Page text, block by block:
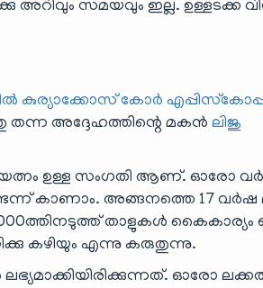
അറിവും സമയവും ഇല്ല.
കുര്യാക്കോസ് കോര്‍
അദ്ദേഹത്തിന്റെ മകൻലിജു
ഉള്ള സംഗതി ആണ്. ഓരോ
കാണാം. അങ്ങനത്തെ 17 വർഷ
താളുകൾ കൈകാര്യം
കഴിയും എന്നു കരുതുന്നു.
ഓരോ